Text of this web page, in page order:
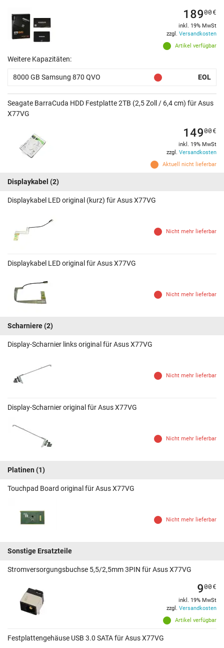
Artikel verfügbar
18900€
inkl. 19% MwSt
zzgl. Versandkosten
Weitere Kapazitäten:
8000 GB Samsung 870 QVO EOL
Seagate BarraCuda HDD Festplatte 2TB (2,5 Zoll / 6,4 cm) für Asus
X77VG
Aktuell nicht lieferbar
14900€
inkl. 19% MwSt
zzgl. Versandkosten
Displaykabel (2)
Displaykabel LED original (kurz) für Asus X77VG
Nicht mehr lieferbar
Displaykabel LED original für Asus X77VG
Nicht mehr lieferbar
Scharniere(2)
Display-Scharnier links original für Asus X77VG
Nicht mehr lieferbar
Display-Scharnier original für Asus X77VG
Nicht mehr lieferbar
Platinen (1)
Touchpad Board original für Asus X77VG
Nicht mehr lieferbar
Sonstige Ersatzteile
Stromversorgungsbuchse 5,5/2,5mm 3PIN für Asus X77VG
Artikel verfügbar
900€
inkl. 19% MwSt
zzgl. Versandkosten
Festplattengehäuse USB 3.0 SATA für Asus X77VG